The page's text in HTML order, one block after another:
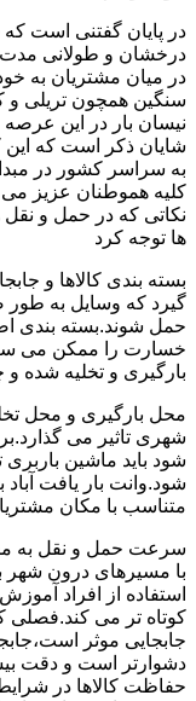
در پایان گفتنی است که
درخشان و طولانی مدت
در میان مشتریان به
سنگین همچون تریلی و
نیسان بار در این
شایان ذکر است که این
به سراسر کشور در
کلیه هموطنان عزیز می
نکاتی که در حمل و
ها توجه کرد
بسته بندی کالاها و
گیرد که وسایل به طور
حمل شوند.بسته بندی
خسارت را ممکن می
بارگیری و تخلیه شده
محل بارگیری و محل
شهری تاثیر می
شود باید ماشین
شود.وانت بار یافت
متناسب با مکان
سرعت حمل و نقل به
با مسیرهای درون شهر
استفاده از افراد
کوتاه تر می کند.فصلی
جابجایی موثر
دشوارتر است و دقت
حفاظت کالاها در